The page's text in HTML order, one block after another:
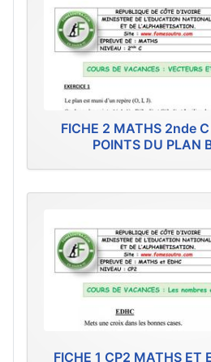
FICHE 2 MATHS 2nde
POINTS DU PLAN
FICHE 1 CP2 MATHS ET